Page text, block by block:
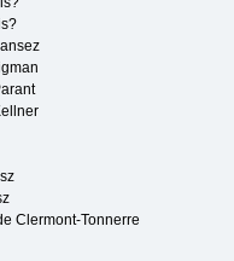
Clermont-Tonnerre